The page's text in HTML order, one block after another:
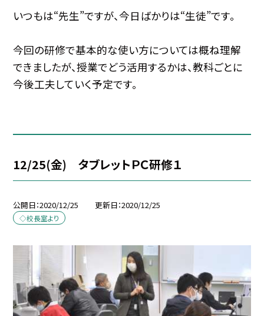
いつもは“先生”ですが、今日ばかりは“生徒”です。
今回の研修で基本的な使い方については概ね理解
できましたが、授業でどう活用するかは、教科ごとに
今後工夫していく予定です。
12/25(金) タブレットＰＣ研修１
公開日 2020/12/25 更新日 2020/12/25
◇校長室より